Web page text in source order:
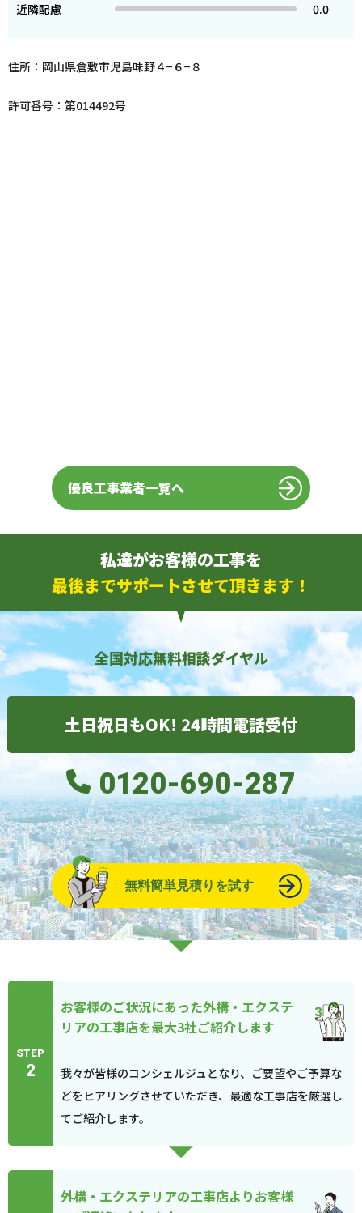
近隣配慮
0.0
住所：岡山県倉敷市児島味野４−６−８
許可番号：第014492号
優良工事業者一覧へ
私達がお客様の工事を
最後までサポートさせて頂きます！
全国対応無料相談ダイヤル
土日祝日もOK! 24時間電話受付
0120-690-287
無料簡単見積りを試す
STEP
2
お客様のご状況にあった外構・エクステ
リアの工事店を最大3社ご紹介します
我々が皆様のコンシェルジュとなり、ご要望やご予算な
どをヒアリングさせていただき、最適な工事店を厳選し
てご紹介します。
外構・エクステリアの工事店よりお客様